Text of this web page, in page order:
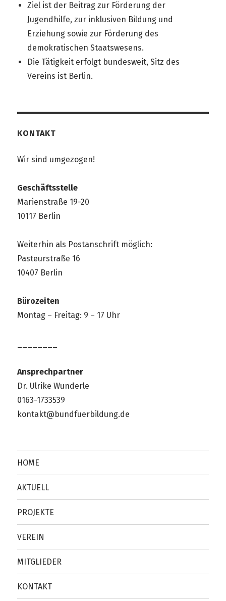
Ziel ist der Beitrag zur Förderung der
Jugendhilfe, zur inklusiven Bildung und
Erziehung sowie zur Förderung des
demokratischen Staatswesens.
Die Tätigkeit erfolgt bundesweit, Sitz des
Vereins ist Berlin.
KONTAKT
Wir sind umgezogen!
Geschäftsstelle
Marienstraße 19-20
10117 Berlin
Weiterhin als Postanschrift möglich:
Pasteurstraße 16
10407 Berlin
Bürozeiten
Montag – Freitag: 9 – 17 Uhr
Ansprechpartner
Dr. Ulrike Wunderle
0163-1733539
kontakt@bundfuerbildung.de
HOME
AKTUELL
PROJEKTE
VEREIN
MITGLIEDER
KONTAKT